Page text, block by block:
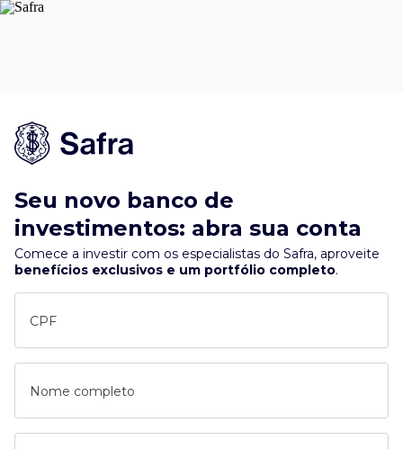
Seu novo banco de
investimentos: abra sua conta
Comece a investir com os especialistas do Safra, aproveite
benefícios exclusivos e um portfólio completo.
CPF
Nome completo